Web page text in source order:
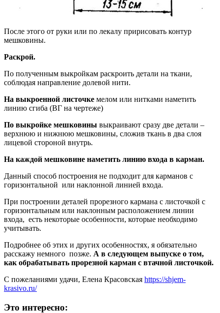
После этого от руки или по лекалу пририсовать контур
мешковины.
Раскрой.
По полученным выкройкам раскроить детали на ткани,
соблюдая направление долевой нити.
На выкроенной листочке мелом или нитками наметить
линию сгиба (ВГ на чертеже)
По выкройке мешковины выкраивают сразу две детали –
верхнюю и нижнюю мешковины, сложив ткань в два слоя
лицевой стороной внутрь.
На каждой мешковине наметить линию входа в карман.
Данный способ построения не подходит для карманов с
горизонтальной или наклонной линией входа.
При построении деталей прорезного кармана с листочкой с
горизонтальным или наклонным расположением линии
входа, есть некоторые особенности, которые необходимо
учитывать.
Подробнее об этих и других особенностях, я обязательно
расскажу немного позже. А в следующем выпуске о том,
как обрабатывать прорезной карман с втачной листочкой.
С пожеланиями удачи, Елена Красовская https://shjem-
krasivo.ru/
Это интересно: